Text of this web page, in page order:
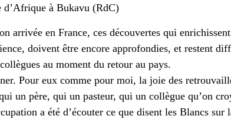
d’Afrique à Bukavu (RdC)
arrivée en France, ces découvertes qui
doivent être encore approfondies, et restent
au moment du retour au pays.
Pour eux comme pour moi, la joie des
un père, qui un pasteur, qui un collègue qu’on
a été d’écouter ce que disent les Blancs sur